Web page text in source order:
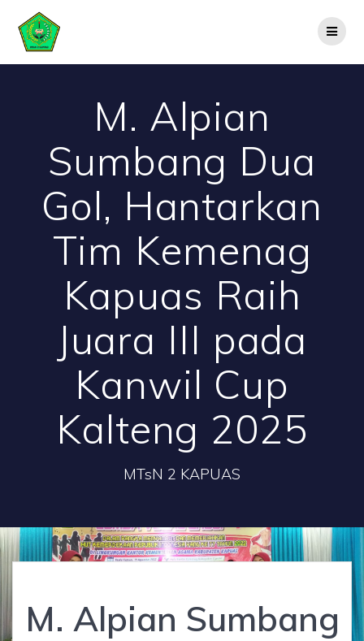
M. Alpian
Sumbang Dua
Gol, Hantarkan
Tim Kemenag
Kapuas Raih
Juara III pada
Kanwil Cup
Kalteng 2025
MTsN 2 KAPUAS
M. Alpian Sumbang